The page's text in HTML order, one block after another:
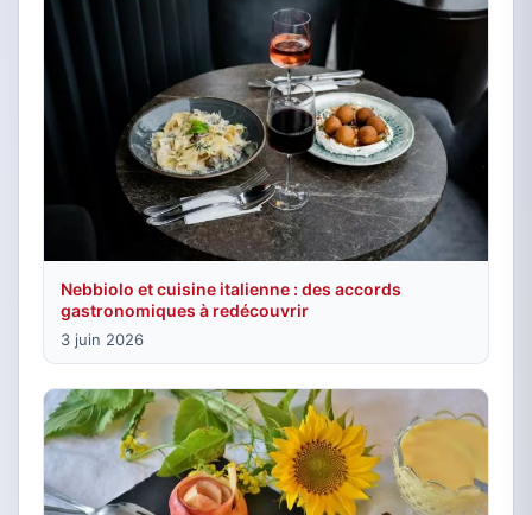
Nebbiolo et cuisine italienne : des accords
gastronomiques à redécouvrir
3 juin 2026